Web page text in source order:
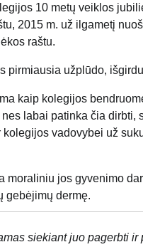
10 metų veiklos
2015 m. už ilgametį
raštu.
pirmiausia užplūdo,
kaip kolegijos
labai patinka čia
vadovybei už
moraliniu jos gyvenimo
gebėjimų dermę.
siekiant juo pagerbti